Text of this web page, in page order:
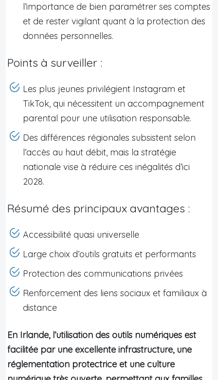
l’importance de bien paramétrer ses comptes
et de rester vigilant quant à la protection des
données personnelles.
Points à surveiller :
Les plus jeunes privilégient Instagram et
TikTok, qui nécessitent un accompagnement
parental pour une utilisation responsable.
Des différences régionales subsistent selon
l’accès au haut débit, mais la stratégie
nationale vise à réduire ces inégalités d’ici
2028.
Résumé des principaux avantages :
Accessibilité quasi universelle
Large choix d’outils gratuits et performants
Protection des communications privées
Renforcement des liens sociaux et familiaux à
distance
En Irlande, l’utilisation des outils numériques est
facilitée par une excellente infrastructure, une
réglementation protectrice et une culture